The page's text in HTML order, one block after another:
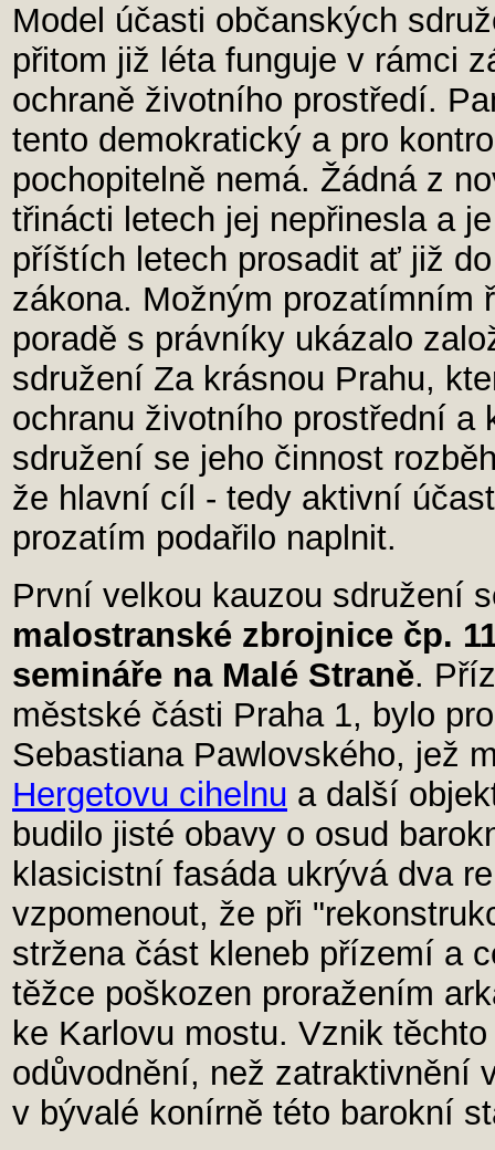
Model účasti občanských
přitom již léta funguje v rámci
ochraně životního prostředí.
tento demokratický a pro
pochopitelně nemá. Žádná z
třinácti letech jej nepřinesla a
příštích letech prosadit ať již
zákona. Možným prozatímním
poradě s právníky ukázalo
sdružení Za krásnou Prahu,
ochranu životního prostřední a
sdružení se jeho činnost
že hlavní cíl - tedy aktivní
prozatím podařilo naplnit.
První velkou kauzou sdružení
malostranské zbrojnice čp.
semináře na Malé Straně.
městské části Praha 1, bylo
Sebastiana Pawlovského, jež
Hergetovu cihelnu a další
budilo jisté obavy o osud
klasicistní fasáda ukrývá dva
vzpomenout, že při
stržena část kleneb přízemí a
těžce poškozen proražením
ke Karlovu mostu. Vznik
odůvodnění, než zatraktivnění
v bývalé konírně této barokní